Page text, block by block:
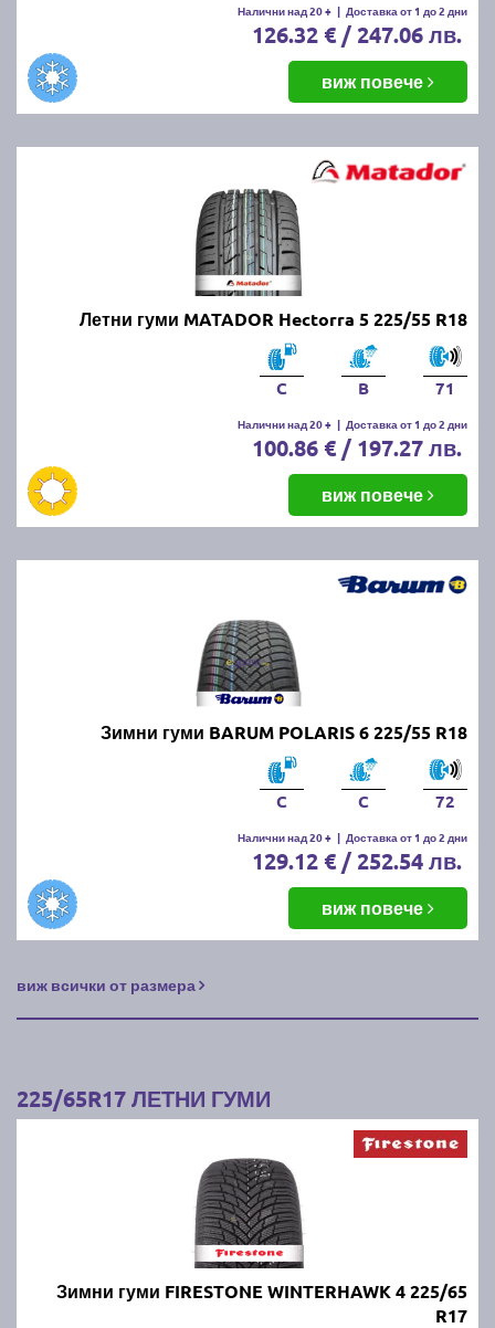
Налични над 20 + | Доставка от 1 до 2 дни
126.32 € / 247.06 лв.
виж повече
Летни гуми MATADOR Hectorra 5 225/55 R18
C B 71
Налични над 20 + | Доставка от 1 до 2 дни
100.86 € / 197.27 лв.
виж повече
Зимни гуми BARUM POLARIS 6 225/55 R18
C C 72
Налични над 20 + | Доставка от 1 до 2 дни
129.12 € / 252.54 лв.
виж повече
виж всички от размера
225/65R17 ЛЕТНИ ГУМИ
Зимни гуми FIRESTONE WINTERHAWK 4 225/65
R17